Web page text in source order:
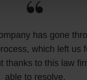
has gone
which left us
thanks to this law
able to resolve.